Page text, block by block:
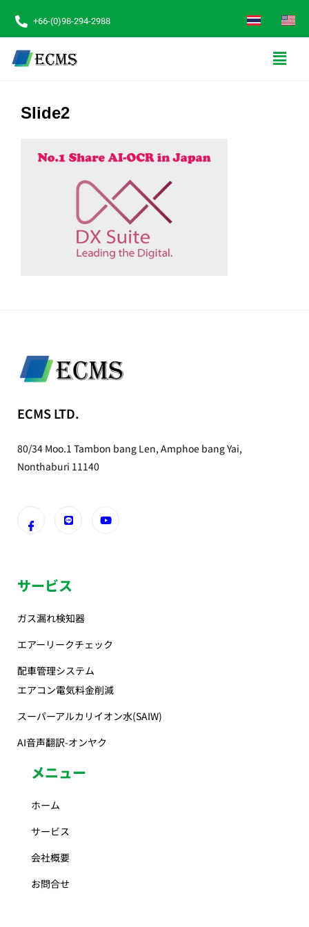
+66-(0)98-294-2988
Slide2
ECMS LTD.
80/34 Moo.1 Tambon bang Len, Amphoe bang Yai,
Nonthaburi 11140
サービス
ガス漏れ検知器
エアーリークチェック
配車管理システム
エアコン電気料金削減
スーパーアルカリイオン水(SAIW)
AI音声翻訳-オンヤク
メニュー
ホーム
サービス
会社概要
お問合せ